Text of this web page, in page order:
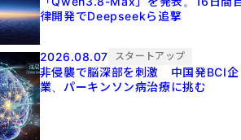
律開発でDeepseekら追撃
2026.08.07 スタートアップ
非侵襲で脳深部を刺激 中国発BCI企
業、パーキンソン病治療に挑む